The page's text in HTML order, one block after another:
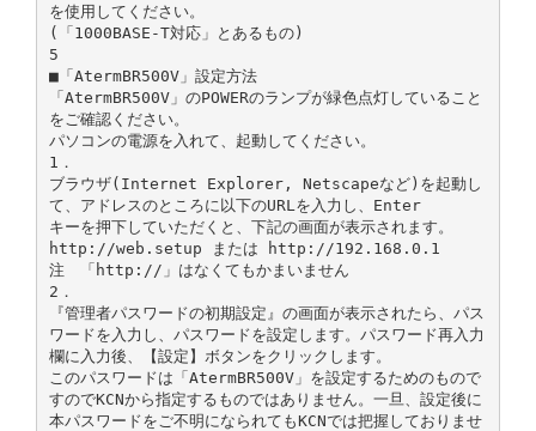
を使用してください。
(「1000BASE-T対応」とあるもの)
5
■「AtermBR500V」設定方法
「AtermBR500V」のPOWERのランプが緑色点灯していること
をご確認ください。
パソコンの電源を入れて、起動してください。
1．
ブラウザ(Internet Explorer, Netscapeなど)を起動し
て、アドレスのところに以下のURLを入力し、Enter
キーを押下していただくと、下記の画面が表示されます。
http://web.setup または http://192.168.0.1
注 「http://」はなくてもかまいません
2．
『管理者パスワードの初期設定』の画面が表示されたら、パス
ワードを入力し、パスワードを設定します。パスワード再入力
欄に入力後、【設定】ボタンをクリックします。
このパスワードは「AtermBR500V」を設定するためのもので
すのでKCNから指定するものではありません。一旦、設定後に
本パスワードをご不明になられてもKCNでは把握しておりませ